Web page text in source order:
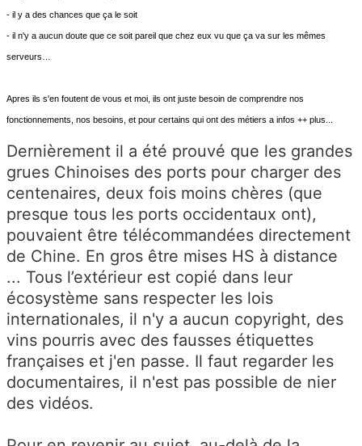
- il y a des chances que ça le soit
- il n'y a aucun doute que ce soit pareil que chez eux vu que ça va sur les mêmes
serveurs…
Apres ils s'en foutent de vous et moi, ils ont juste besoin de comprendre nos
fonctionnements, nos besoins, et pour certains qui ont des métiers a infos ++ plus...
Dernièrement il a été prouvé que les grandes
grues Chinoises des ports pour charger des
centenaires, deux fois moins chères (que
presque tous les ports occidentaux ont),
pouvaient être télécommandées directement
de Chine. En gros être mises HS à distance
... Tous l’extérieur est copié dans leur
écosystème sans respecter les lois
internationales, il n'y a aucun copyright, des
vins pourris avec des fausses étiquettes
françaises et j'en passe. Il faut regarder les
documentaires, il n'est pas possible de nier
des vidéos.